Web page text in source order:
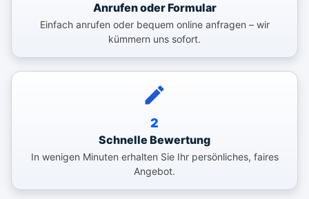
Anrufen oder Formular
Einfach anrufen oder bequem online anfragen – wir
kümmern uns sofort.
2
Schnelle Bewertung
In wenigen Minuten erhalten Sie Ihr persönliches, faires
Angebot.